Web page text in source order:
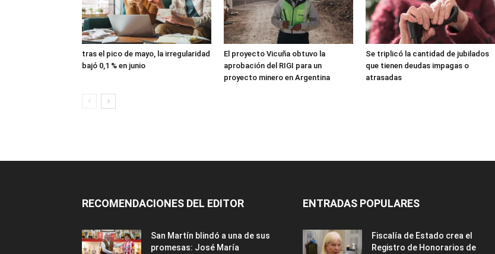
tras el pico de mayo, la irregularidad
bajó 0,1 % en junio
El proyecto Vicuña obtuvo la
aprobación del RIGI para un
proyecto minero en Argentina
Se triplicó la cantidad de jubilados
que tienen deudas impagas o
atrasadas
RECOMENDACIONES DEL EDITOR
San Martín blindó a una de sus
promesas: José María
ENTRADAS POPULARES
Fiscalía de Estado crea el
Registro de Honorarios de